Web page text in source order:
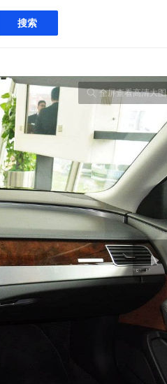
搜索
全屏查看高清大图